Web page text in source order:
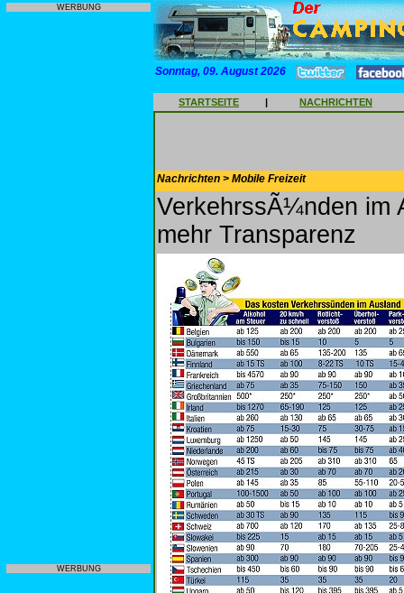
WERBUNG
WERBUNG
Sonntag, 09. August 2026
STARTSEITE | NACHRICHTEN
Nachrichten > Mobile Freizeit
VerkehrssÃ¼nden im
mehr Transparenz